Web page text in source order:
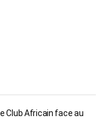
Club Africain face au